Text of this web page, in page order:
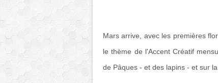
Mars arrive, avec les premières
le thème de l'Accent Créatif
de Pâques - et des lapins - et sur